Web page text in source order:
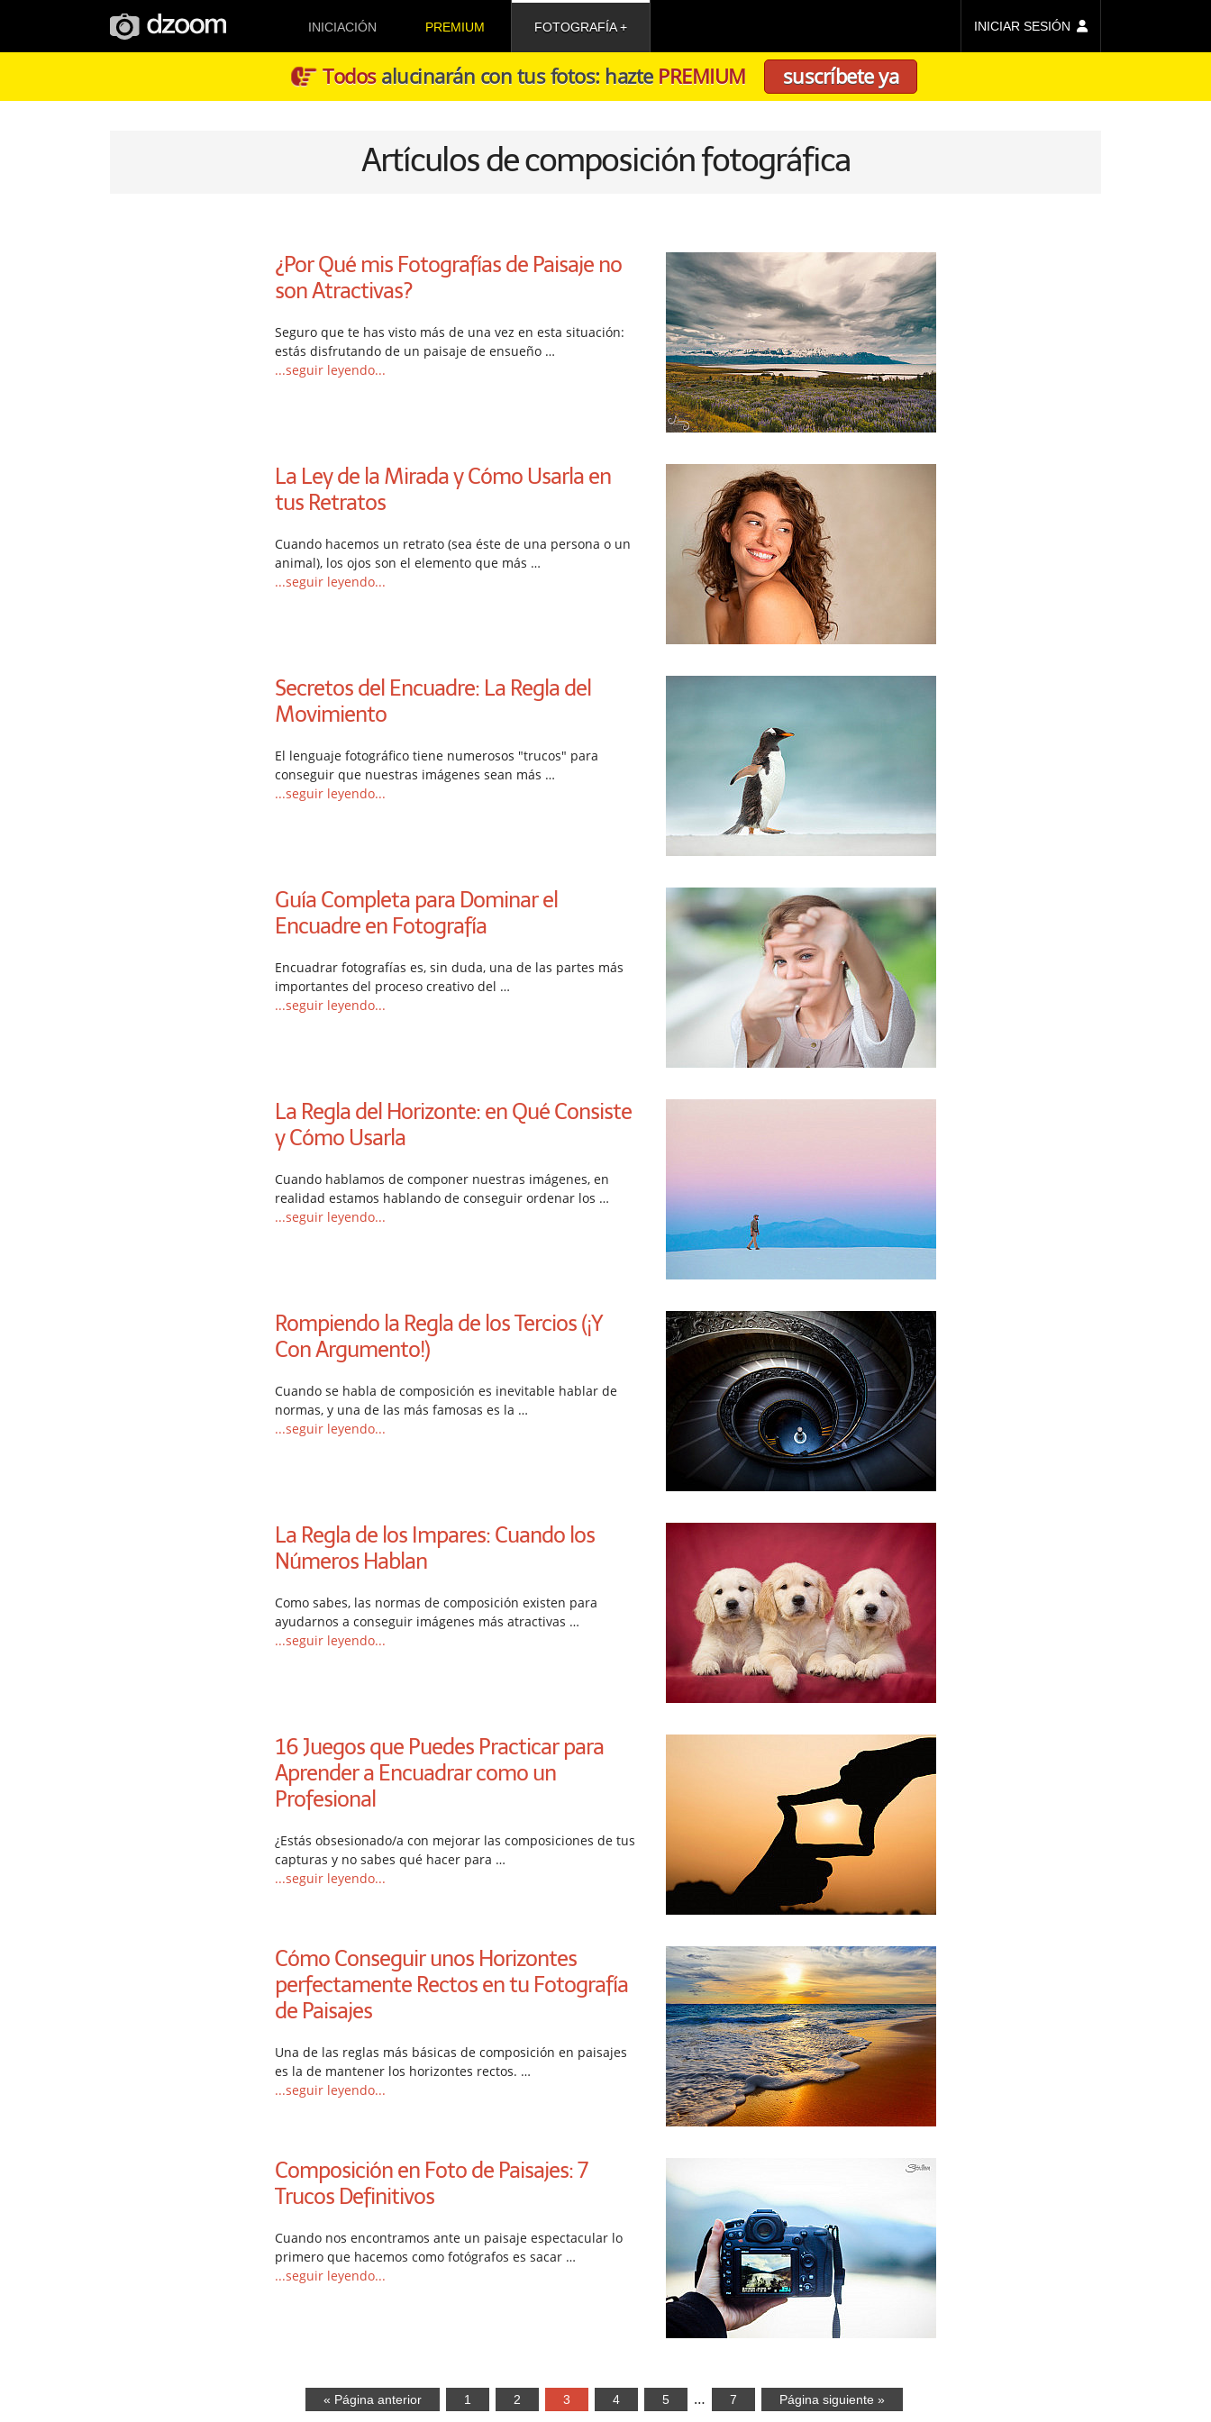
INICIACIÓN PREMIUM FOTOGRAFÍA INICIAR SESIÓN
Todosalucinarán con tus fotos: hazte PREMIUM suscríbete ya
Artículos de composición fotográfica
¿Por Qué mis Fotografías de Paisaje no
son Atractivas?
Seguro que te has visto más de una vez en esta situación:
estás disfrutando de un paisaje de ensueño …
...seguir leyendo...
La Ley de la Mirada y Cómo Usarla en
tus Retratos
Cuando hacemos un retrato (sea éste de una persona o un
animal), los ojos son el elemento que más …
...seguir leyendo...
Secretos del Encuadre: La Regla del
Movimiento
El lenguaje fotográfico tiene numerosos "trucos" para
conseguir que nuestras imágenes sean más …
...seguir leyendo...
Guía Completa para Dominar el
Encuadre en Fotografía
Encuadrar fotografías es, sin duda, una de las partes más
importantes del proceso creativo del …
...seguir leyendo...
La Regla del Horizonte: en Qué Consiste
y Cómo Usarla
Cuando hablamos de componer nuestras imágenes, en
realidad estamos hablando de conseguir ordenar los …
...seguir leyendo...
Rompiendo la Regla de los Tercios (¡Y
Con Argumento!)
Cuando se habla de composición es inevitable hablar de
normas, y una de las más famosas es la …
...seguir leyendo...
La Regla de los Impares: Cuando los
Números Hablan
Como sabes, las normas de composición existen para
ayudarnos a conseguir imágenes más atractivas …
...seguir leyendo...
16 Juegos que Puedes Practicar para
Aprender a Encuadrar como un
Profesional
¿Estás obsesionado/a con mejorar las composiciones de tus
capturas y no sabes qué hacer para …
...seguir leyendo...
Cómo Conseguir unos Horizontes
perfectamente Rectos en tu Fotografía
de Paisajes
Una de las reglas más básicas de composición en paisajes
es la de mantener los horizontes rectos. …
...seguir leyendo...
Composición en Foto de Paisajes: 7
Trucos Definitivos
Cuando nos encontramos ante un paisaje espectacular lo
primero que hacemos como fotógrafos es sacar …
...seguir leyendo...
« Página anterior 1 2 3 4 5 … 7 Página siguiente »